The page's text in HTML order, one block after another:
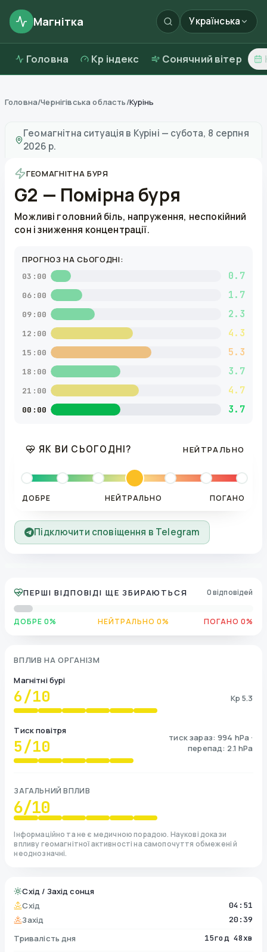
Магнітка Українська
Головна Kp індекс Сонячний вітер
Головна/Чернігівська область/Курінь
Геомагнітна ситуація в Куріні — субота, 8 серпня
2026 р.
ГЕОМАГНІТНА БУРЯ
G2 — Помірна буря
Можливі головний біль, напруження, неспокійний
сон і зниження концентрації.
ПРОГНОЗ НА СЬОГОДНІ:
03:00 0.7
06:00 1.7
09:00 2.3
12:00 4.3
15:00 5.3
18:00 3.7
21:00 4.7
00:00 3.7
ЯК ВИ СЬОГОДНІ? НЕЙТРАЛЬНО
ДОБРЕ НЕЙТРАЛЬНО ПОГАНО
Підключити сповіщення в Telegram
ПЕРШІ ВІДПОВІДІ ЩЕ ЗБИРАЮТЬСЯ 0 відповідей
ДОБРЕ 0% НЕЙТРАЛЬНО 0% ПОГАНО 0%
ВПЛИВ НА ОРГАНІЗМ
Магнітні бурі
6/10 Kp 5.3
Тиск повітря
5/10
тиск зараз: 994 hPa ·
перепад: 2.1 hPa
ЗАГАЛЬНИЙ ВПЛИВ
6/10
Інформаційно та не є медичною порадою. Наукові докази
впливу геомагнітної активності на самопочуття обмежені й
неоднозначні.
Схід / Захід сонця
Схід
04:51
Захід 20:39
Тривалість дня 15год 48хв